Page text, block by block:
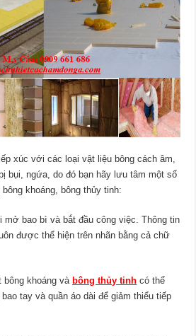
xúc với các loại vật liệu bông cách âm,
bụi, ngứa, do đó bạn hãy lưu tâm một số
khoáng, bông thủy tinh:
mở bao bì và bắt đầu công việc. Thông tin
được thể hiện trên nhãn bằng cả chữ
bông khoáng vàbông thủy tinh có thể
tay và quần áo dài để giảm thiểu tiếp